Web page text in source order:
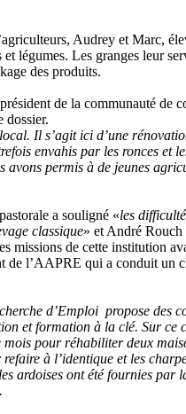
Audrey et Marc,
légumes. Les granges leur
des produits.
de la communauté de
dossier.
Il s’agit ici d’une
envahis par les ronces et
permis à de jeunes
a souligné «les
classique» et André Rouch
missions de cette institution
de l’AAPRE qui a conduit un
d’Emploi propose des
et formation à la clé. Sur ce
pour réhabiliter deux
à l’identique et les
ardoises ont été fournies par